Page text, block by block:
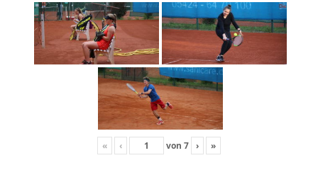
« ‹ von 7 › »